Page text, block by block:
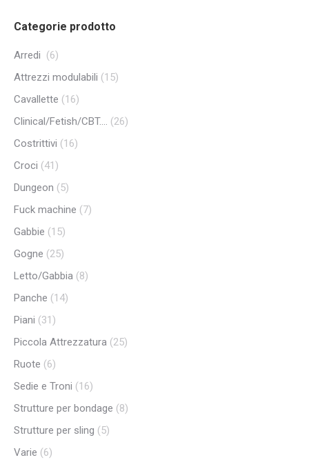
Categorie prodotto
Arredi (6)
Attrezzi modulabili (15)
Cavallette (16)
Clinical/Fetish/CBT.... (26)
Costrittivi (16)
Croci (41)
Dungeon (5)
Fuck machine (7)
Gabbie (15)
Gogne (25)
Letto/Gabbia (8)
Panche (14)
Piani (31)
Piccola Attrezzatura (25)
Ruote (6)
Sedie e Troni (16)
Strutture per bondage (8)
Strutture per sling (5)
Varie (6)